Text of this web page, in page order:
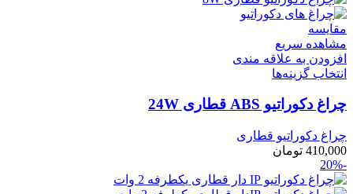
مقایسه
مشاهده سریع
افزودن به علاقه مندی
انتخاب گزینه‌ها
چراغ دکوراتیو ABS قطاری 24W
چراغ دکوراتیو قطاری
410,000 تومان
-20%